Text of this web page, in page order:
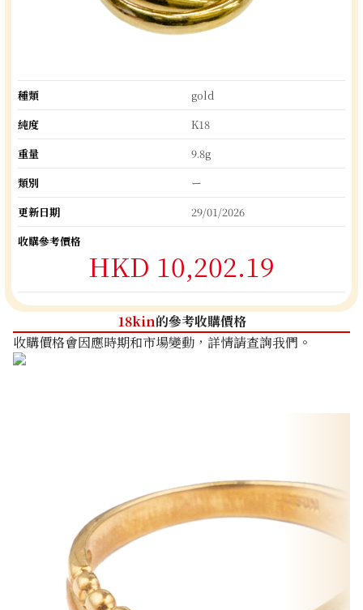
種類
gold
純度
K18
重量
9.8g
類別
ー
更新日期
29/01/2026
收購參考價格
HKD 10,202.19
18kin的參考收購價格
收購價格會因應時期和市場變動，詳情請查詢我們。